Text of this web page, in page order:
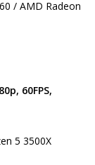
/ AMD Radeon
60FPS,
5 3500X